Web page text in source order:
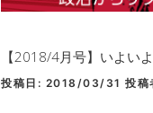
【2018/4月号】いよい
投稿日: 2018/03/31 投稿